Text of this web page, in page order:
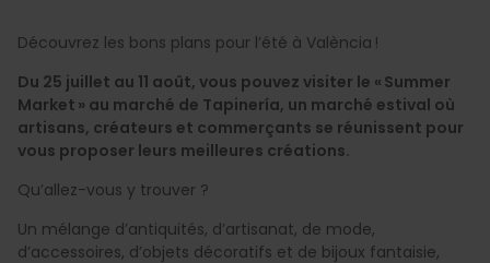
Découvrez les bons plans pour l’été à València !
Du 25 juillet au 11 août, vous pouvez visiter le « Summer
Market » au marché de Tapinería, un marché estival où
artisans, créateurs et commerçants se réunissent pour
vous proposer leurs meilleures créations.
Qu’allez-vous y trouver ?
Un mélange d’antiquités, d’artisanat, de mode,
d’accessoires, d’objets décoratifs et de bijoux fantaisie,